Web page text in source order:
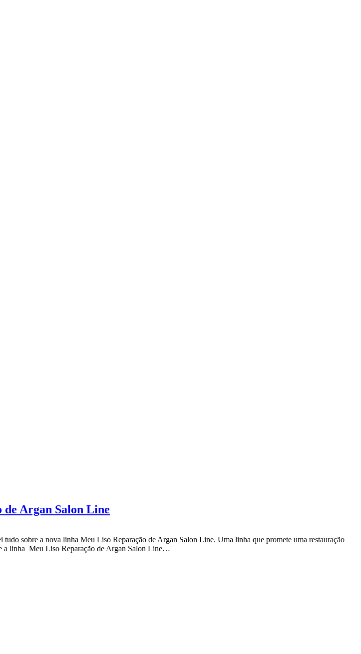
Argan Salon Line
sobre a nova linha Meu Liso Reparação de Argan Salon Line. Uma linha que promete uma restauração
a linha Meu Liso Reparação de Argan Salon Line…